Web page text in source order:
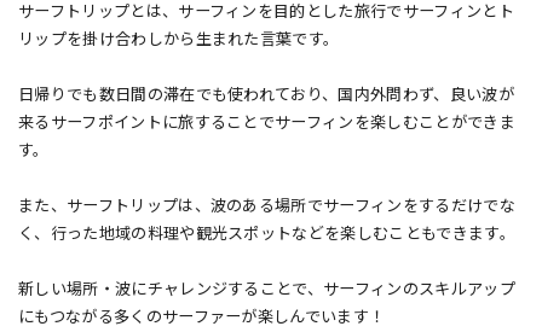
サーフトリップとは、サーフィンを目的とした旅行でサーフィンとト
リップを掛け合わしから生まれた言葉です。
日帰りでも数日間の滞在でも使われており、国内外問わず、良い波が
来るサーフポイントに旅することでサーフィンを楽しむことができま
す。
また、サーフトリップは、波のある場所でサーフィンをするだけでな
く、行った地域の料理や観光スポットなどを楽しむこともできます。
新しい場所・波にチャレンジすることで、サーフィンのスキルアップ
にもつながる多くのサーファーが楽しんでいます！